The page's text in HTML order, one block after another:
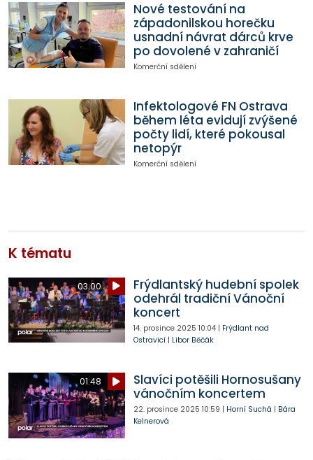
Nové testování na
západonilskou horečku
usnadní návrat dárců krve
po dovolené v zahraničí
Komerční sdělení
Infektologové FN Ostrava
během léta evidují zvýšené
počty lidí, které pokousal
netopýr
Komerční sdělení
K tématu
03:00
Frýdlantský hudební spolek
odehrál tradiční Vánoční
koncert
14. prosince 2025 10:04| Frýdlant nad
Ostravicí| Libor Běčák
01:48
Slavíci potěšili Hornosušany
vánočním koncertem
22. prosince 2025 10:59 | Horní Suchá | Bára
Kelnerová